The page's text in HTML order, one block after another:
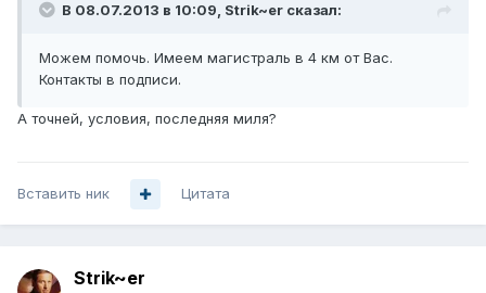
В 08.07.2013 в 10:09, Strik~er сказал:
Можем помочь. Имеем магистраль в 4 км от Вас.
Контакты в подписи.
А точней, условия, последняя миля?
Вставить ник Цитата
Strik~er